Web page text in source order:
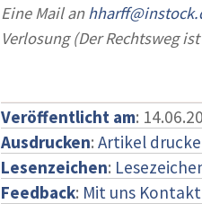
Eine Mail an
Verlosung (Der Rechtsweg
Veröffentlicht am:
Ausdrucken: Artikel
Lesenzeichen:
Feedback: Mit uns